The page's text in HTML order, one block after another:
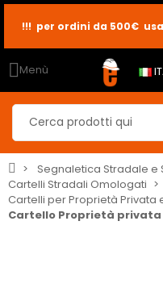
!!! per ordini da 500€ usa
Menù
Segnaletica Stradale e
Cartelli Stradali Omologati
Cartelli per Proprietà Privata
Cartello Proprietà privata